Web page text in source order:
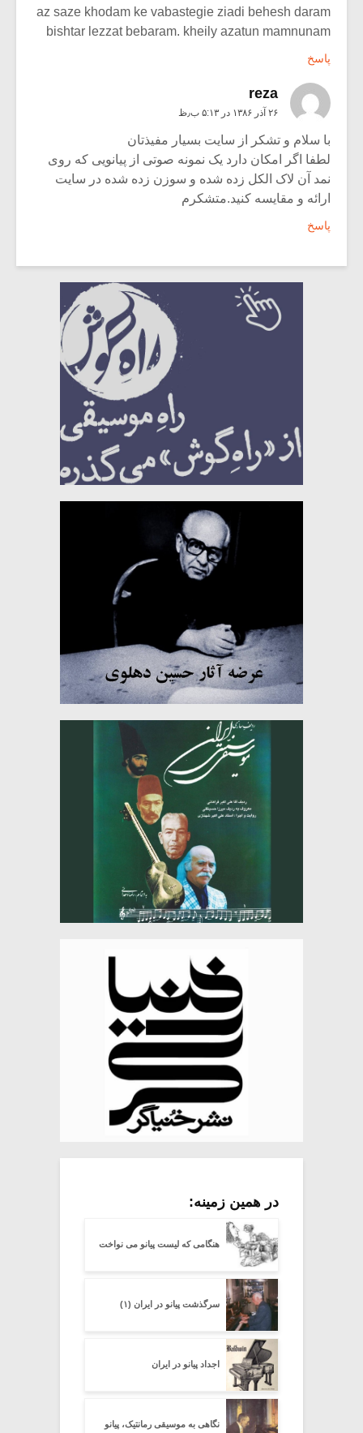
az saze khodam ke vabastegie ziadi behesh daram
bishtar lezzat bebaram. kheily azatun mamnunam
پاسخ
reza
۲۶ آذر ۱۳۸۶ در ۵:۱۳ ب٫ظ
با سلام و تشکر از سایت بسیار مفیذتان
لطفا اگر امکان دارد یک نمونه صوتی از پیانویی که روی
نمد آن لاک الکل زده شده و سوزن زده شده در سایت
ارائه و مقایسه کنید.متشکرم
پاسخ
در همین زمینه:
هنگامی که لیست پیانو می نواخت
سرگذشت پیانو در ایران (۱)
اجداد پیانو در ایران
نگاهی به موسیقی رمانتیک، پیانو